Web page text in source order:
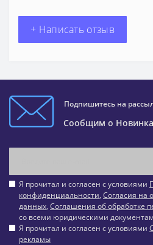
+ Написать отзыв
Подпишитесь на
Сообщим о
Я прочитал и согласен с условиями
конфиденциальности, Согласия на
данных, Соглашения об обработке
со всеми юридическими
Я прочитал и согласен с условиями
рекламы